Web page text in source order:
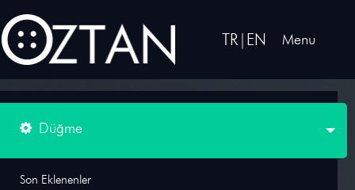
Menu
TR| EN
Düğme
Düğme
Son Eklenenler